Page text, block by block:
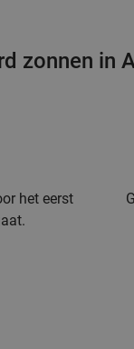
zonnen in
het eerst